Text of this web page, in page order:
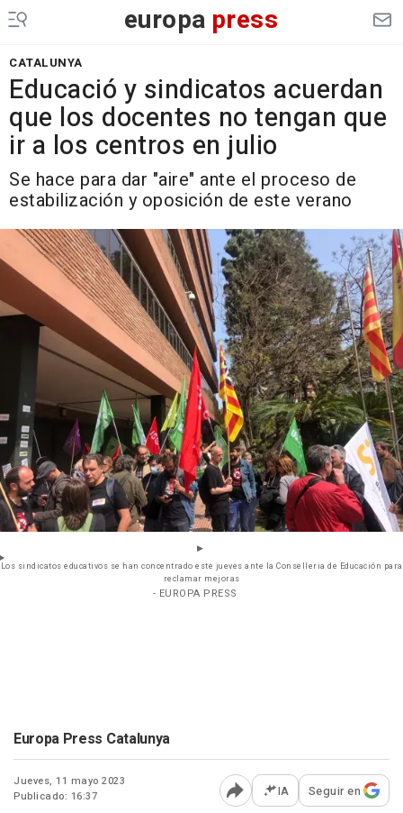
europa press
CATALUNYA
Educació y sindicatos acuerdan
que los docentes no tengan que
ir a los centros en julio
Se hace para dar "aire" ante el proceso de
estabilización y oposición de este verano
Los sindicatos educativos se han concentrado este jueves ante la Conselleria de Educación para
reclamar mejoras
- EUROPA PRESS
Europa Press Catalunya
Jueves, 11 mayo 2023
Publicado: 16:37
Abrir opciones para
IA Seguir en